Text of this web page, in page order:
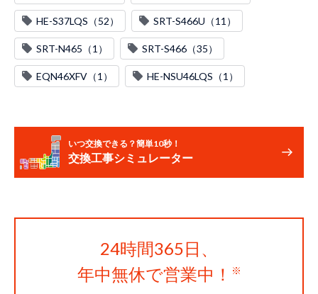
HE-S37LQS（52） SRT-S466U（11）
SRT-N465（1） SRT-S466（35）
EQN46XFV（1） HE-NSU46LQS（1）
いつ交換できる？簡単10秒！
交換工事シミュレーター
24時間365日、
年中無休で営業中！